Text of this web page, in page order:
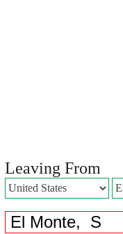
Leaving From